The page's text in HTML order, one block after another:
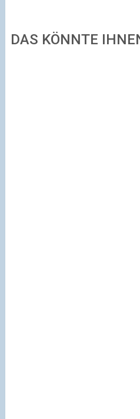
DAS KÖNNTE